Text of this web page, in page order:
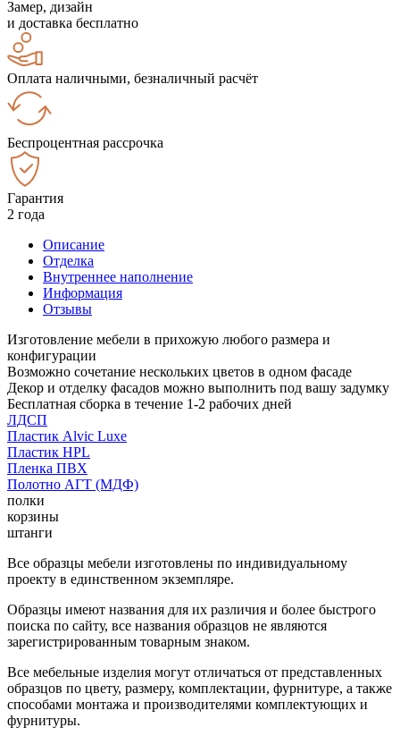
Замер, дизайн
и доставка бесплатно
Оплата наличными, безналичный расчёт
Беспроцентная рассрочка
Гарантия
2 года
Описание
Отделка
Внутреннее наполнение
Информация
Отзывы
Изготовление мебели в прихожую любого размера и
конфигурации
Возможно сочетание нескольких цветов в одном фасаде
Декор и отделку фасадов можно выполнить под вашу задумку
Бесплатная сборка в течение 1-2 рабочих дней
ЛДСП
Пластик Alvic Luxe
Пластик HPL
Пленка ПВХ
Полотно АГТ (МДФ)
полки
корзины
штанги
Все образцы мебели изготовлены по индивидуальному
проекту в единственном экземпляре.
Образцы имеют названия для их различия и более быстрого
поиска по сайту, все названия образцов не являются
зарегистрированным товарным знаком.
Все мебельные изделия могут отличаться от представленных
образцов по цвету, размеру, комплектации, фурнитуре, а также
способами монтажа и производителями комплектующих и
фурнитуры.